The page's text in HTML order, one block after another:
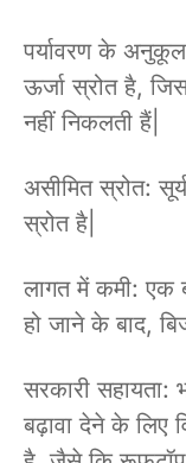
पर्यावरण के
ऊर्जा स्रोत है,
नहीं निकलती हैं|
असीमित स्रोत:
स्रोत है|
लागत में कमी: एक
हो जाने के बाद,
सरकारी सहायता:
बढ़ावा देने के लिए